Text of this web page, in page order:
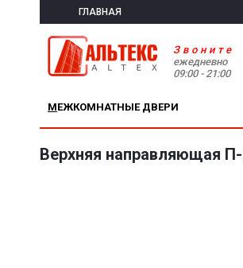
ГЛАВНАЯ
Звоните
ежедневно
09:00 - 21:00
МЕЖКОМНАТНЫЕ ДВЕРИ
Верхняя направляющая